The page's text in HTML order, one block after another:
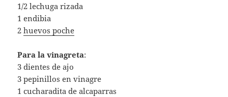
1/2 lechuga rizada
1 endibia
2huevos poche
Para la vinagreta:
3 dientes de ajo
3 pepinillos en vinagre
1 cucharadita de alcaparras